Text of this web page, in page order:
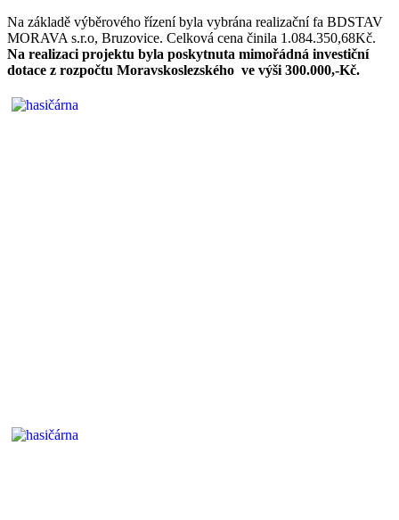
Na základě výběrového řízení byla vybrána realizační fa BDSTAV
MORAVA s.r.o, Bruzovice. Celková cena činila 1.084.350,68Kč.
Na realizaci projektu byla poskytnuta mimořádná investiční
dotace z rozpočtu Moravskoslezského ve výši 300.000,-Kč.